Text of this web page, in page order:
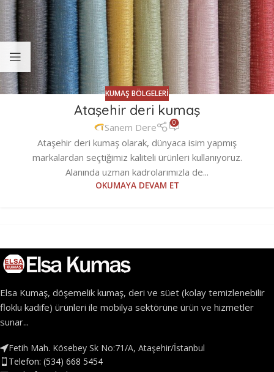
KUMAŞ BÖLGELERI
Ataşehir deri kumaş
Sanem Dere 0
Ataşehir deri kumaş olarak, dünyaca isim yapmış
markalardan seçtiğimiz kaliteli ürünleri kullanıyoruz.
Alanında uzman kadrolarımızla de...
OKUMAYA DEVAM ET
Elsa Kumaş, döşemelik kumaş, deri ve süet (kolay temizlenebilir
floklu kadife) ürünleri ile mobilya sektörüne ürün ve hizmetler
sunar...
Fetih Mah. Kösebey Sk No:71/A, Ataşehir/İstanbul
Telefon: (534) 668 5454